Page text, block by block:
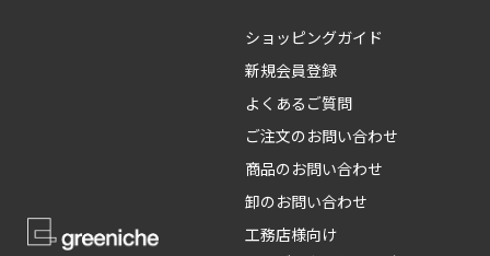
ショッピングガイド
新規会員登録
よくあるご質問
ご注文のお問い合わせ
商品のお問い合わせ
卸のお問い合わせ
工務店様向け